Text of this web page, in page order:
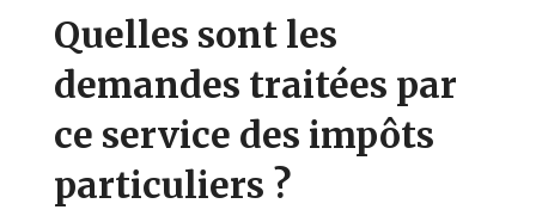
Quelles sont les
demandes traitées par
ce service des impôts
particuliers ?